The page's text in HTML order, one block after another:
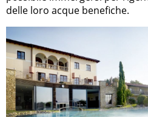
delle loro acque benefiche.